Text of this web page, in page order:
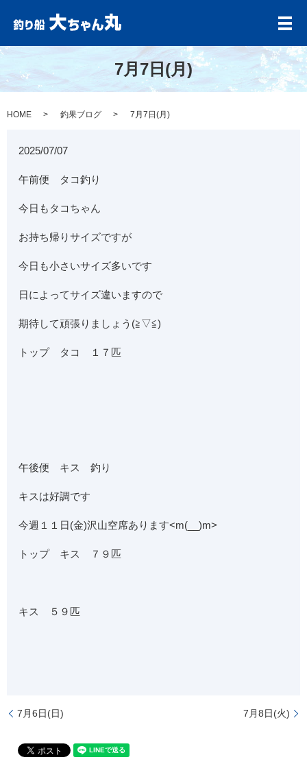
メ
7月7日(月)
HOME 釣果ブログ 7月7日(月)
2025/07/07
午前便 タコ釣り
今日もタコちゃん
お持ち帰りサイズですが
今日も小さいサイズ多いです
日によってサイズ違いますので
期待して頑張りましょう(≧▽≦)
トップ タコ １７匹
午後便 キス 釣り
キスは好調です
今週１１日(金)沢山空席あります<m(__)m>
トップ キス ７９匹
キス ５９匹
7月6日(日) 7月8日(火)